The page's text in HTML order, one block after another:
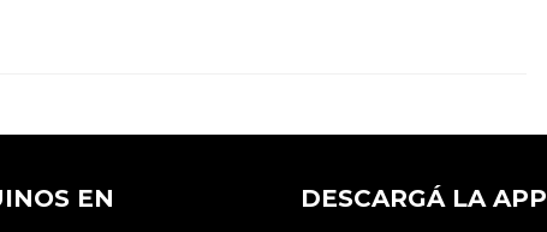
EN DESCARGÁ LA APP